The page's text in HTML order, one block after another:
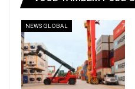
NEWS GLOBAL